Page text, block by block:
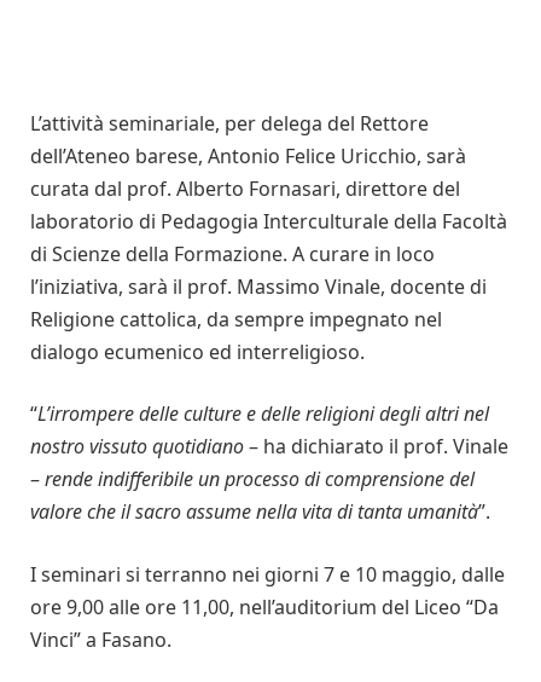
L’attività seminariale, per delega del Rettore
dell’Ateneo barese, Antonio Felice Uricchio, sarà
curata dal prof. Alberto Fornasari, direttore del
laboratorio di Pedagogia Interculturale della Facoltà
di Scienze della Formazione. A curare in loco
l’iniziativa, sarà il prof. Massimo Vinale, docente di
Religione cattolica, da sempre impegnato nel
dialogo ecumenico ed interreligioso.
“L’irrompere delle culture e delle religioni degli altri nel
nostro vissuto quotidiano– ha dichiarato il prof. Vinale
–rende indifferibile un processo di comprensione del
valore che il sacro assume nella vita di tanta umanità”.
I seminari si terranno nei giorni 7 e 10 maggio, dalle
ore 9,00 alle ore 11,00, nell’auditorium del Liceo “Da
Vinci” a Fasano.